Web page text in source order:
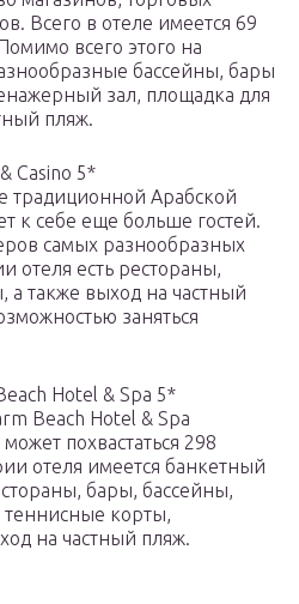
Всего в отеле имеется 69
всего этого на
бассейны, бары
зал, площадка для
пляж.
Casino 5*
традиционной Арабской
к себе еще больше гостей.
самых разнообразных
отеля есть рестораны,
а также выход на частный
заняться
Hotel & Spa 5*
Beach Hotel & Spa
похвастаться 298
отеля имеется банкетный
бары, бассейны,
теннисные корты,
на частный пляж.